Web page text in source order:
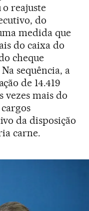
o reajuste
do
medida que
do caixa do
cheque
sequência, a
de 14.419
vezes mais do
da disposição
carne.